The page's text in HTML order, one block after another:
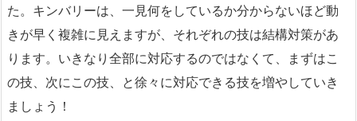
た。キンバリーは、一見何をしているか分からないほど動
きが早く複雑に見えますが、それぞれの技は結構対策があ
ります。いきなり全部に対応するのではなくて、まずはこ
の技、次にこの技、と徐々に対応できる技を増やしていき
ましょう！